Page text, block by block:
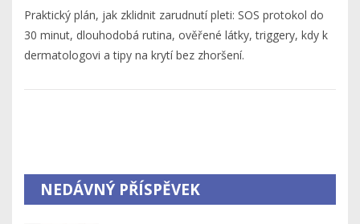
Praktický plán, jak zklidnit zarudnutí pleti: SOS protokol do
30 minut, dlouhodobá rutina, ověřené látky, triggery, kdy k
dermatologovi a tipy na krytí bez zhoršení.
NEDÁVNÝ PŘÍSPĚVEK